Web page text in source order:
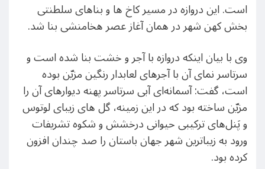
است. این دروازه در مسیر کاخ ها و بناهای سلطنتی
بخش کهن شهر در همان آغاز عصر هخامنشی بنا شد.
وی با بیان اینکه دروازه با آجر و خشت بنا شده است و
سرتاسر نمای آن با آجرهای لعابدار رنگین مزیّن بوده
است، گفت: آسمانه‌ای آبی سرتاسر پهنه دیوارهای آن را
مزیّن ساخته بود که در این زمینه، گل های زیبای لوتوس
و پَنل‌های ترکیبی حیوانی درخشش و شکوه تشریفات
ورود به زیباترین شهر جهان باستان را صد چندان افزون
کرده بود.